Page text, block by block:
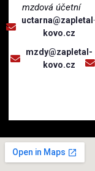
mzdová účetní
uctarna@zapletal-
kovo.cz
mzdy@zapletal-
kovo.cz